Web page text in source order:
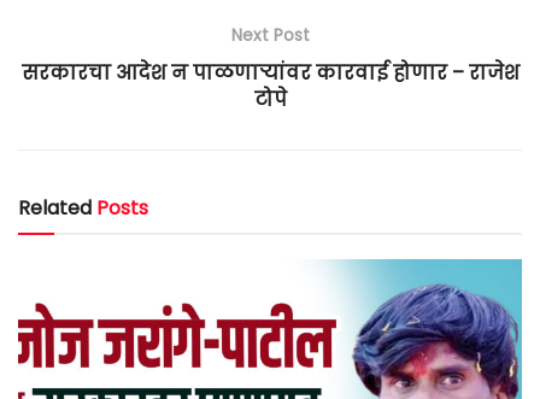
Next Post
सरकारचा आदेश न पाळणाऱ्यांवर कारवाई होणार – राजेश
टोपे
Related Posts